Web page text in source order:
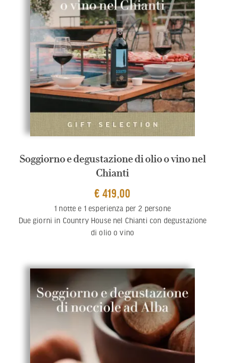
Soggiorno e degustazione di olio o vino nel
Chianti
€ 419,00
1 notte e 1 esperienza per 2 persone
Due giorni in Country House nel Chianti con degustazione
di olio o vino